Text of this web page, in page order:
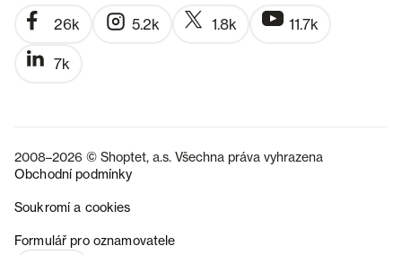
26k 5.2k 1.8k 11.7k
7k
2008–2026 © Shoptet, a.s. Všechna práva vyhrazena
Obchodní podmínky
Soukromí a cookies
Formulář pro oznamovatele